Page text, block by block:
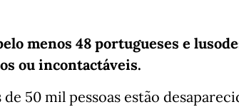
menos 48 portugueses e
ou incontactáveis.
50 mil pessoas estão